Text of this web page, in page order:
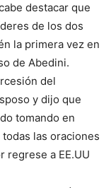
destacar que
de los dos
la primera vez en
de Abedini.
del
y dijo que
tomando en
las oraciones
regrese a EE.UU